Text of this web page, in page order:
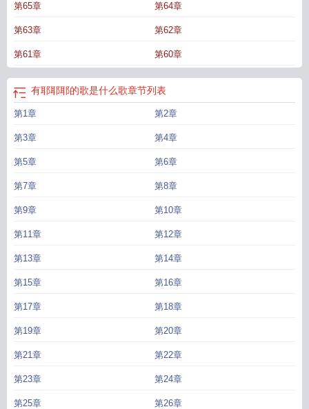
音我也有耶耶耶全文 you耶耶耶版
结局我想听耶耶耶耶耶 我也有耶耶耶by凝春绿
第65章 第64章
第63章 第62章
第61章 第60章
有耶耶耶的歌是什么歌章节列表
第1章 第2章
第3章 第4章
第5章 第6章
第7章 第8章
第9章 第10章
第11章 第12章
第13章 第14章
第15章 第16章
第17章 第18章
第19章 第20章
第21章 第22章
第23章 第24章
第25章 第26章